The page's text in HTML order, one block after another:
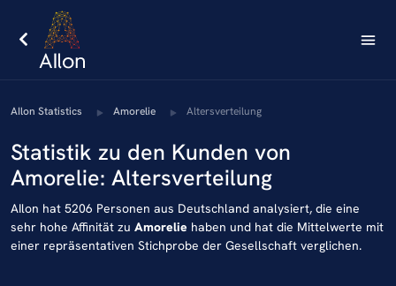
AIlon Statistics Amorelie Altersverteilung
Statistik zu den Kunden von
Amorelie: Altersverteilung
AIlon hat 5206 Personen aus Deutschland analysiert, die eine
sehr hohe Affinität zu Amorelie haben und hat die Mittelwerte mit
einer repräsentativen Stichprobe der Gesellschaft verglichen.